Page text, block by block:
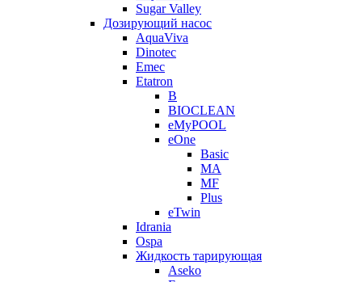
Sugar Valley
Дозирующий насос
AquaViva
Dinotec
Emec
Etatron
B
BIOCLEAN
eMyPOOL
eOne
Basic
MA
MF
Plus
eTwin
Idrania
Ospa
Жидкость тарирующая
Aseko